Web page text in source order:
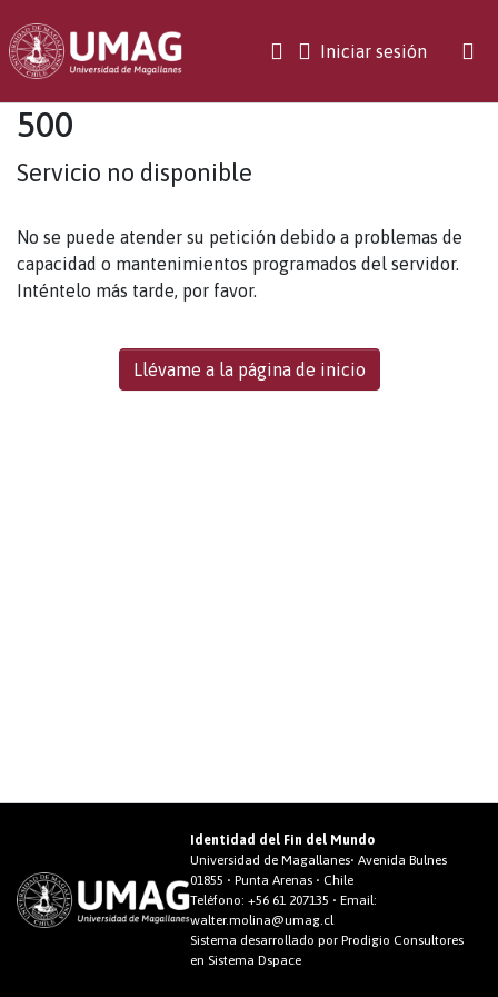
Iniciar sesión(current)
500
Servicio no disponible
No se puede atender su petición debido a problemas de
capacidad o mantenimientos programados del servidor.
Inténtelo más tarde, por favor.
Llévame a la página de inicio
Identidad del Fin del Mundo
Universidad de Magallanes• Avenida Bulnes
01855 • Punta Arenas • Chile
Teléfono:+56 61 207135 • Email:
walter.molina@umag.cl
Sistema desarrollado por Prodigio Consultores
en Sistema Dspace